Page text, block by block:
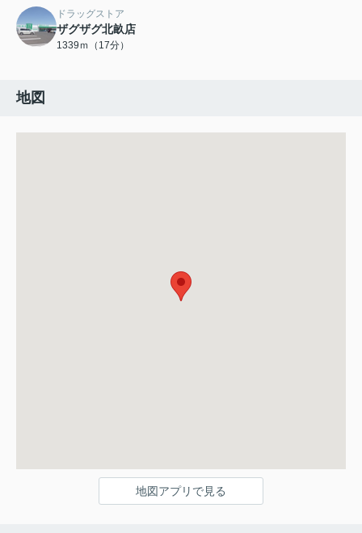
ドラッグストア
ザグザグ北畝店
1339ｍ（17分）
地図
地図アプリで見る